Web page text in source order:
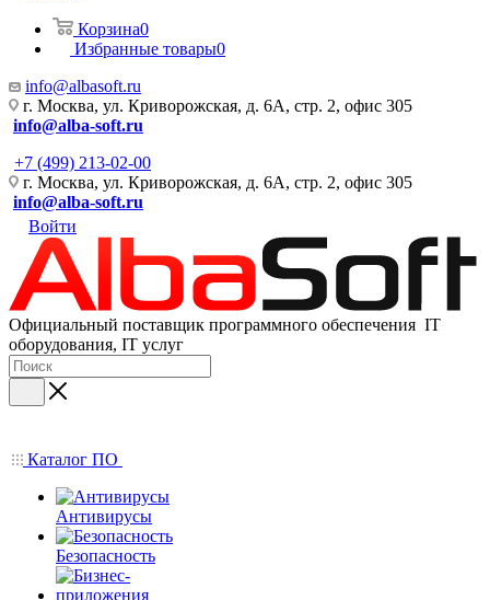
Корзина0
Избранные товары0
info@albasoft.ru
г. Москва, ул. Криворожская, д. 6А, стр. 2, офис 305
info@alba-soft.ru
+7 (499) 213-02-00
г. Москва, ул. Криворожская, д. 6А, стр. 2, офис 305
info@alba-soft.ru
Войти
Официальный поставщик программного обеспечения IT
оборудования, IT услуг
Каталог ПО
Антивирусы
Безопасность